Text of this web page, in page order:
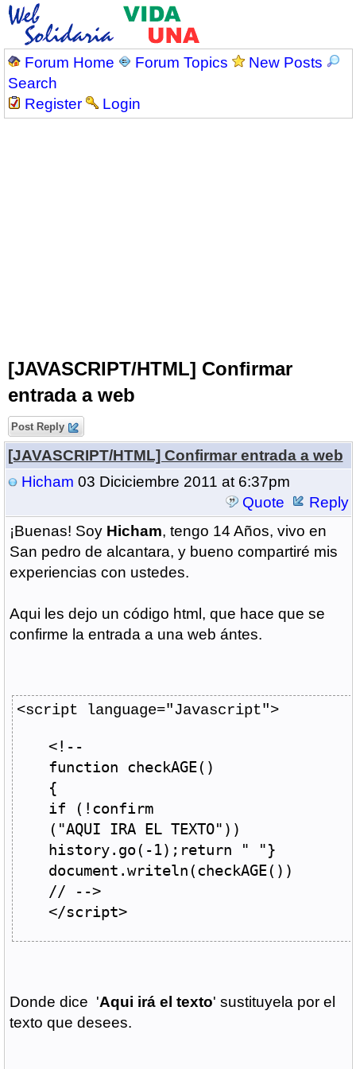
Forum Home Forum Topics
New Posts
Search
Register
Login
[JAVASCRIPT/HTML] Confirmar
entrada a web
Post Reply
[JAVASCRIPT/HTML] Confirmar entrada a web
Hicham 03 Diciciembre 2011 at 6:37pm
Quote
Reply
¡Buenas! Soy Hicham, tengo 14 Años, vivo en
San pedro de alcantara, y bueno compartiré mis
experiencias con ustedes.
Aqui les dejo un código html, que hace que se
confirme la entrada a una web ántes.
<script language="Javascript">
<!--
function checkAGE()
{
if
(! confirm
( "AQUI IRA EL TEXTO" ))
history. go(-1); return " "}
document .writeln (checkAGE())
// -->
</script>
Donde dice 'Aqui irá el texto' sustituyela por el
texto que desees.